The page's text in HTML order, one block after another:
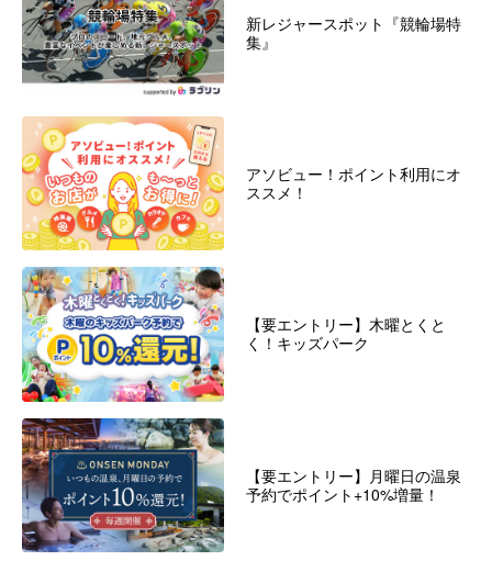
新レジャースポット『競輪場特
集』
アソビュー！ポイント利用にオ
ススメ！
【要エントリー】木曜とくと
く！キッズパーク
【要エントリー】月曜日の温泉
予約でポイント+10%増量！